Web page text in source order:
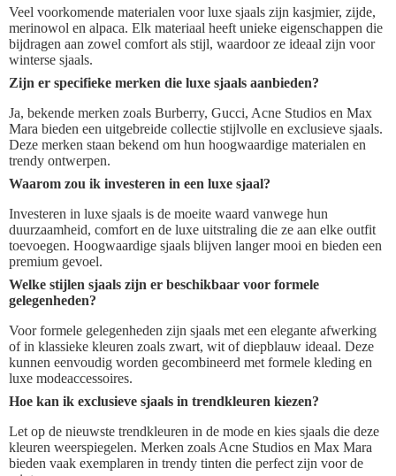
Veel voorkomende materialen voor luxe sjaals zijn kasjmier, zijde,
merinowol en alpaca. Elk materiaal heeft unieke eigenschappen die
bijdragen aan zowel comfort als stijl, waardoor ze ideaal zijn voor
winterse sjaals.
Zijn er specifieke merken die luxe sjaals aanbieden?
Ja, bekende merken zoals Burberry, Gucci, Acne Studios en Max
Mara bieden een uitgebreide collectie stijlvolle en exclusieve sjaals.
Deze merken staan bekend om hun hoogwaardige materialen en
trendy ontwerpen.
Waarom zou ik investeren in een luxe sjaal?
Investeren in luxe sjaals is de moeite waard vanwege hun
duurzaamheid, comfort en de luxe uitstraling die ze aan elke outfit
toevoegen. Hoogwaardige sjaals blijven langer mooi en bieden een
premium gevoel.
Welke stijlen sjaals zijn er beschikbaar voor formele
gelegenheden?
Voor formele gelegenheden zijn sjaals met een elegante afwerking
of in klassieke kleuren zoals zwart, wit of diepblauw ideaal. Deze
kunnen eenvoudig worden gecombineerd met formele kleding en
luxe modeaccessoires.
Hoe kan ik exclusieve sjaals in trendkleuren kiezen?
Let op de nieuwste trendkleuren in de mode en kies sjaals die deze
kleuren weerspiegelen. Merken zoals Acne Studios en Max Mara
bieden vaak exemplaren in trendy tinten die perfect zijn voor de